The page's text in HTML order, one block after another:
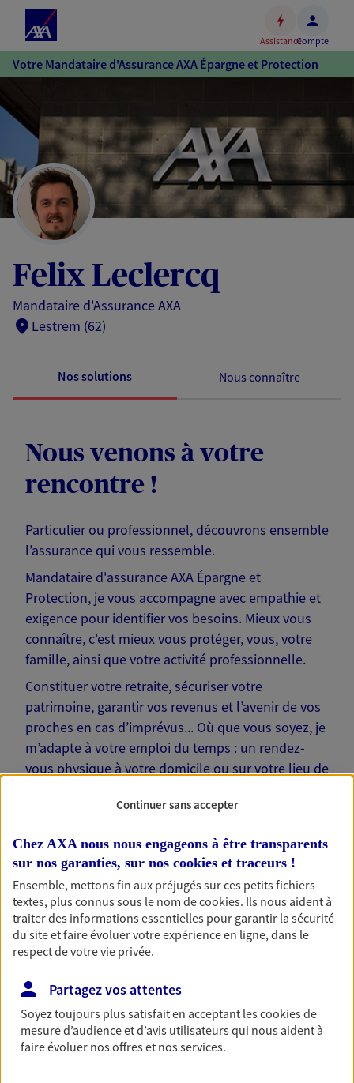
Accéder
au
Accéder
au
pied
de
page
AssistanceCompte
Votre Mandataire d'Assurance AXA Épargne et Protection
Felix Leclercq
Mandataire d'Assurance AXA
Lestrem (62)
Nos solutions Nous connaître
Nous venons à votre
rencontre !
Particulier ou professionnel, découvrons ensemble
l’assurance qui vous ressemble.
Mandataire d'assurance AXA Épargne et
Protection, je vous accompagne avec empathie et
exigence pour identifier vos besoins. Mieux vous
connaître, c'est mieux vous protéger, vous, votre
famille, ainsi que votre activité professionnelle.
Constituer votre retraite, sécuriser votre
patrimoine, garantir vos revenus et l’avenir de vos
proches en cas d’imprévus... Où que vous soyez, je
m’adapte à votre emploi du temps : un rendez-
vous physique à votre domicile ou sur votre lieu de
Nos offres phares
Épargne
Réalisez vos projets grâce à votre épargne : achat
immobilier, études des enfants ou voyage autour
du monde… Épargnez à votre rythme et
simplement, selon votre profil.
Continuer sans accepter
Chez AXA nous nous engageons à être transparents
sur nos garanties, sur nos cookies et traceurs !
Ensemble, mettons fin aux préjugés sur ces petits fichiers
textes, plus connus sous le nom decookies. Ils nous aident à
traiter des informations essentielles pour garantir la sécurité
du site et faire évoluer votre expérience en ligne, dans le
respect de votre vie privée.
Partagez vos attentes
Soyez toujours plus satisfait en acceptant lescookiesde
mesure d’audience et d’avis utilisateurs qui nous aident à
faire évoluer nos offres et nos services.